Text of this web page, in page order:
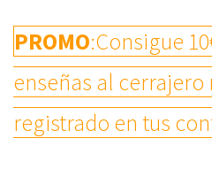
PROMO:Consigue
enseñas al
registrado en tus